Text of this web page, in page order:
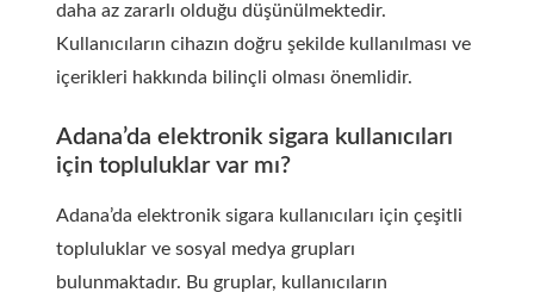
daha az zararlı olduğu düşünülmektedir.
Kullanıcıların cihazın doğru şekilde kullanılması ve
içerikleri hakkında bilinçli olması önemlidir.
Adana’da elektronik sigara kullanıcıları
için topluluklar var mı?
Adana’da elektronik sigara kullanıcıları için çeşitli
topluluklar ve sosyal medya grupları
bulunmaktadır. Bu gruplar, kullanıcıların